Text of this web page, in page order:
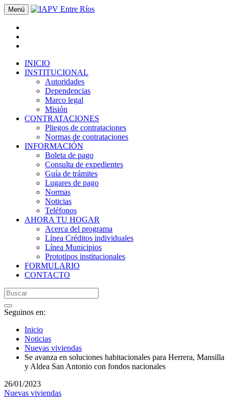
Menú
INICIO
INSTITUCIONAL
Autoridades
Dependencias
Marco legal
Misión
CONTRATACIONES
Pliegos de contrataciones
Normas de contrataciones
INFORMACIÓN
Boleta de pago
Consulta de expedientes
Guía de trámites
Lugares de pago
Normas
Noticias
Teléfonos
AHORA TU HOGAR
Acerca del programa
Línea Créditos individuales
Línea Municipios
Prototipos institucionales
FORMULARIO
CONTACTO
Seguinos en:
Inicio
Noticias
Nuevas viviendas
Se avanza en soluciones habitacionales para Herrera, Mansilla
y Aldea San Antonio con fondos nacionales
26/01/2023
Nuevas viviendas